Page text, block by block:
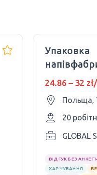
Упаковка
24.86 – 32
Польща,
20
GLOBAL
ВІДГУК БЕЗ
ХАРЧУВАННЯ